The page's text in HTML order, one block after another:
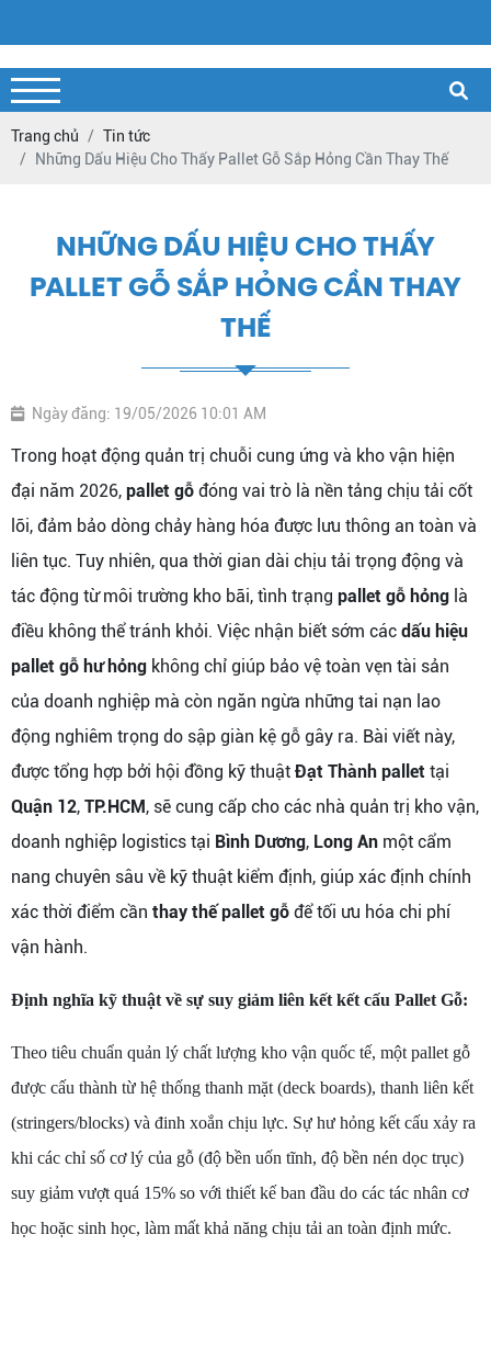
Trang chủ
Tin tức
Những Dấu Hiệu Cho Thấy Pallet Gỗ Sắp Hỏng Cần Thay Thế
NHỮNG DẤU HIỆU CHO THẤY
PALLET GỖ SẮP HỎNG CẦN THAY
THẾ
Ngày đăng: 19/05/2026 10:01 AM
Trong hoạt động quản trị chuỗi cung ứng và kho vận hiện
đại năm 2026, pallet gỗ đóng vai trò là nền tảng chịu tải cốt
lõi, đảm bảo dòng chảy hàng hóa được lưu thông an toàn và
liên tục. Tuy nhiên, qua thời gian dài chịu tải trọng động và
tác động từ môi trường kho bãi, tình trạng pallet gỗ hỏng là
điều không thể tránh khỏi. Việc nhận biết sớm các dấu hiệu
pallet gỗ hư hỏng không chỉ giúp bảo vệ toàn vẹn tài sản
của doanh nghiệp mà còn ngăn ngừa những tai nạn lao
động nghiêm trọng do sập giàn kệ gỗ gây ra. Bài viết này,
được tổng hợp bởi hội đồng kỹ thuật Đạt Thành pallet tại
Quận 12, TP.HCM, sẽ cung cấp cho các nhà quản trị kho vận,
doanh nghiệp logistics tại Bình Dương, Long An một cẩm
nang chuyên sâu về kỹ thuật kiểm định, giúp xác định chính
xác thời điểm cần thay thế pallet gỗ để tối ưu hóa chi phí
vận hành.
Định nghĩa kỹ thuật về sự suy giảm liên kết kết cấu Pallet Gỗ:
Theo tiêu chuẩn quản lý chất lượng kho vận quốc tế, một pallet gỗ
được cấu thành từ hệ thống thanh mặt (deck boards), thanh liên kết
(stringers/blocks) và đinh xoắn chịu lực. Sự hư hỏng kết cấu xảy ra
khi các chỉ số cơ lý của gỗ (độ bền uốn tĩnh, độ bền nén dọc trục)
suy giảm vượt quá 15% so với thiết kế ban đầu do các tác nhân cơ
học hoặc sinh học, làm mất khả năng chịu tải an toàn định mức.